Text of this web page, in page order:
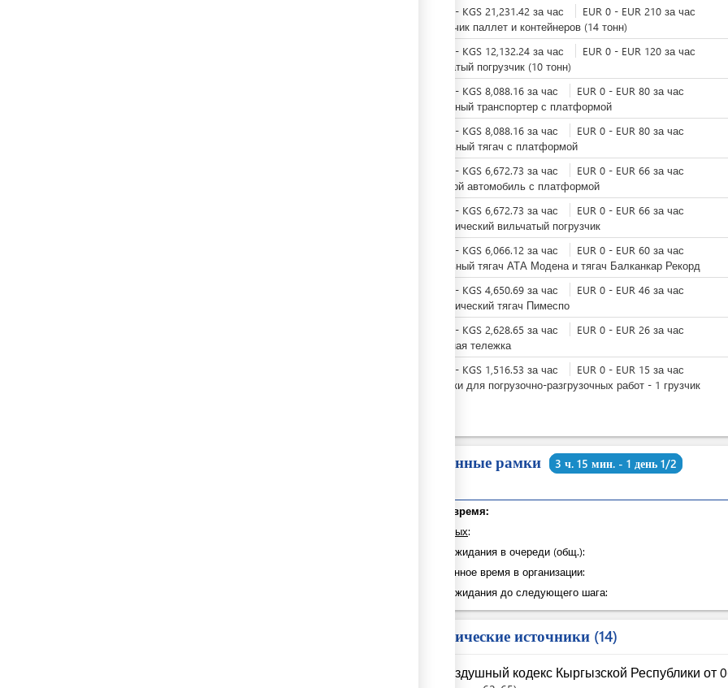
- KGS 21,231.42 за час EUR 0 - EUR 210 за час
Погрузчик паллет и контейнеров (14 тонн)
- KGS 12,132.24 за час EUR 0 - EUR 120 за час
Вильчатый погрузчик (10 тонн)
- KGS 8,088.16 за час EUR 0 - EUR 80 за час
Ленточный транспортер с платформой
- KGS 8,088.16 за час EUR 0 - EUR 80 за час
Дизельный тягач с платформой
- KGS 6,672.73 за час EUR 0 - EUR 66 за час
Грузовой автомобиль с платформой
- KGS 6,672.73 за час EUR 0 - EUR 66 за час
Электрический вильчатый погрузчик
- KGS 6,066.12 за час EUR 0 - EUR 60 за час
Дизельный тягач АТА Модена и тягач Балканкар Рекорд
- KGS 4,650.69 за час EUR 0 - EUR 46 за час
Электрический тягач Пимеспо
- KGS 2,628.65 за час EUR 0 - EUR 26 за час
Багажная тележка
- KGS 1,516.53 за час EUR 0 - EUR 15 за час
Грузчики для погрузочно-разгрузочных работ - 1 грузчик
Временные рамки 3 ч. 15 мин. - 1 день 1/2
Общее время:
из которых:
Время ожидания в очереди (общ.):
Затраченное время в организации:
Время ожидания до следующего шага:
Юридические источники 14
Воздушный кодекс Кыргызской Республики от